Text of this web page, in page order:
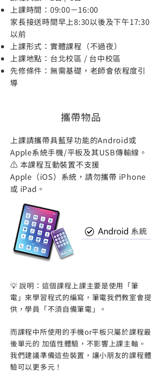
上課時間：09:00－16:00
家長接送時間早上8:30以後及下午17:30
以前
上課形式：實體課程（不過夜）
上課地點：台北校區 / 台中校區
​先修條件：無需基礎，老師會依程度引
導
攜帶物品
上課請攜帶具藍芽功能的Android或
Apple系統手機/平板及其USB傳輸線。
⚠️ 本課程互動裝置不支援
Apple（iOS）系統，請勿攜帶 iPhone
或 iPad。
💡 說明：這個課程上課主要是使用「筆
電」來學習程式的編寫，筆電我們教室會提
供，學員「不須自備筆電」。
而課程中所使用的手機or平板只屬於課程最
後單元的 加值性體驗，不影響上課主軸。
我們建議準備這些裝置，讓小朋友的課程體
驗可以更多元！